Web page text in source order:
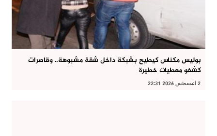
بوليس مكناس كيطيح بشبكة داخل شقة مشبوهة.. وقاصرات
كشفو معطيات خطيرة
2 أغسطس 2026 22:31